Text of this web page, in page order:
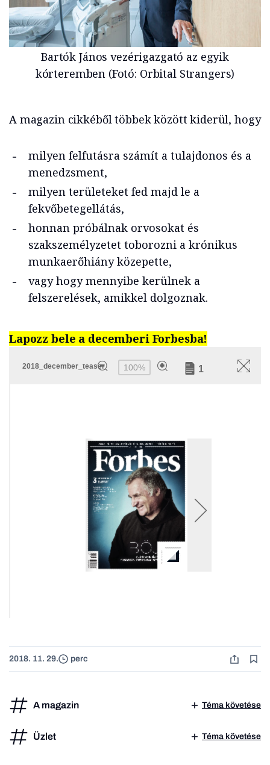
Bartók János vezérigazgató az egyik
kórteremben (Fotó: Orbital Strangers)
A magazin cikkéből többek között kiderül, hogy
milyen felfutásra számít a tulajdonos és a
menedzsment,
milyen területeket fed majd le a
fekvőbetegellátás,
honnan próbálnak orvosokat és
szakszemélyzetet toborozni a krónikus
munkaerőhiány közepette,
vagy hogy mennyibe kerülnek a
felszerelések, amikkel dolgoznak.
Lapozz bele a decemberi Forbesba!
2018. 11. 29. perc
A magazin Téma követése
Üzlet Téma követése